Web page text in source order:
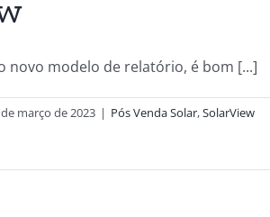
novo modelo de relatório, é bom [...]
março de 2023 | Pós Venda Solar,SolarView